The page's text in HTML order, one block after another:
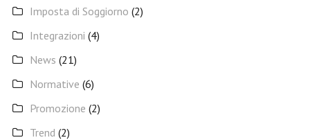
Imposta di Soggiorno (2)
Integrazioni (4)
News (21)
Normative (6)
Promozione (2)
Trend (2)